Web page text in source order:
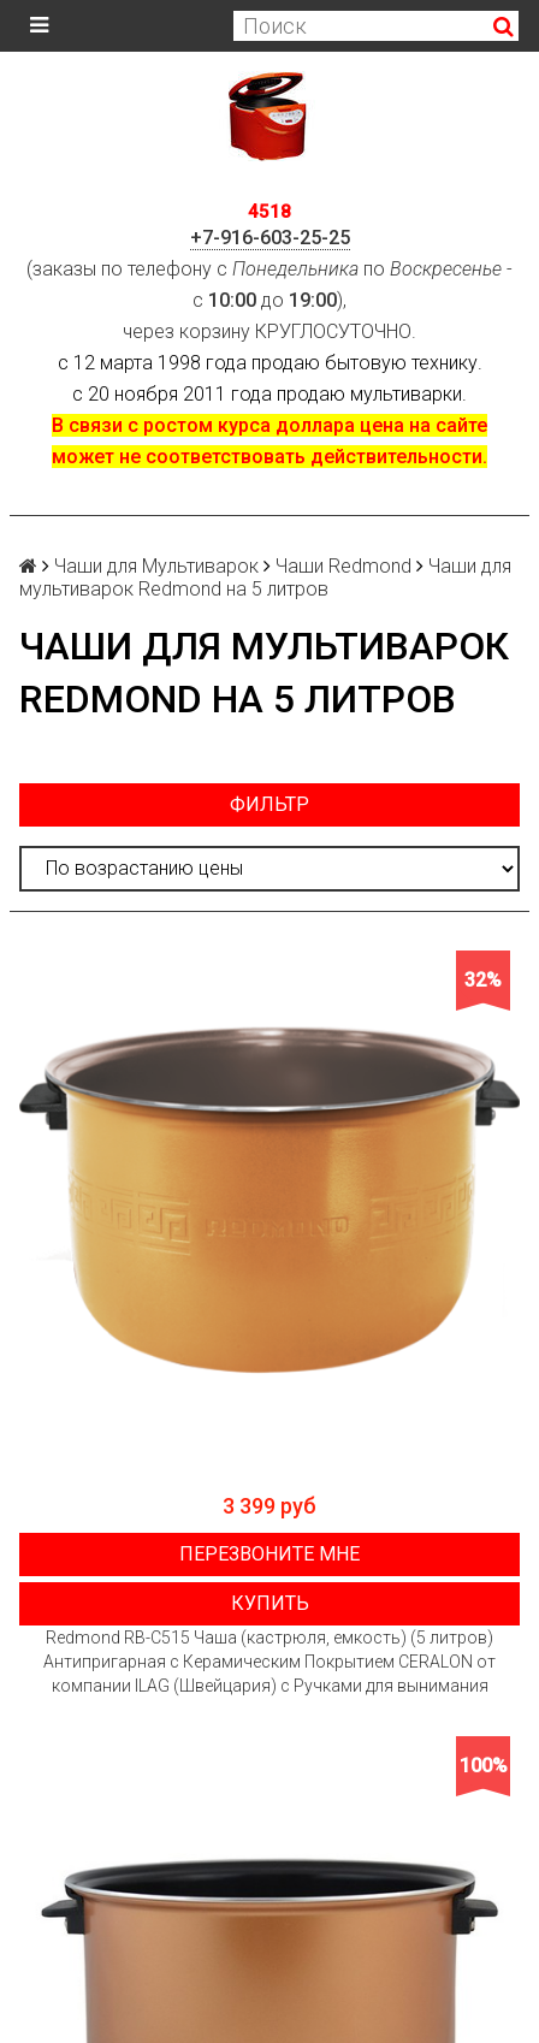
4518
+7-916-603-25-25
(заказы по телефону с Понедельника по Воскресенье -
с 10:00 до 19:00),
через корзину КРУГЛОСУТОЧНО.
с 12 марта 1998 года продаю бытовую технику.
с 20 ноября 2011 года продаю мультиварки.
В связи с ростом курса доллара цена на сайте
может не соответствовать действительности.
Чаши для Мультиварок Чаши Redmond
Чаши для
мультиварок Redmond на 5 литров
ЧАШИ ДЛЯ МУЛЬТИВАРОК
REDMOND НА 5 ЛИТРОВ
ФИЛЬТР
32%
3 399 руб
ПЕРЕЗВОНИТЕ МНЕ
КУПИТЬ
Redmond RB-C515 Чаша (кастрюля, емкость) (5 литров)
Антипригарная с Керамическим Покрытием CERALON от
компании ILAG (Швейцария) с Ручками для вынимания
100%